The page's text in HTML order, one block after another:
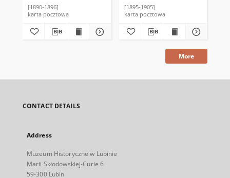
[1890-1896]
karta pocztowa
[1895-1905]
karta pocztowa
More
CONTACT DETAILS
Address
Muzeum Historyczne w Lubinie
Marii Skłodowskiej-Curie 6
59-300 Lubin